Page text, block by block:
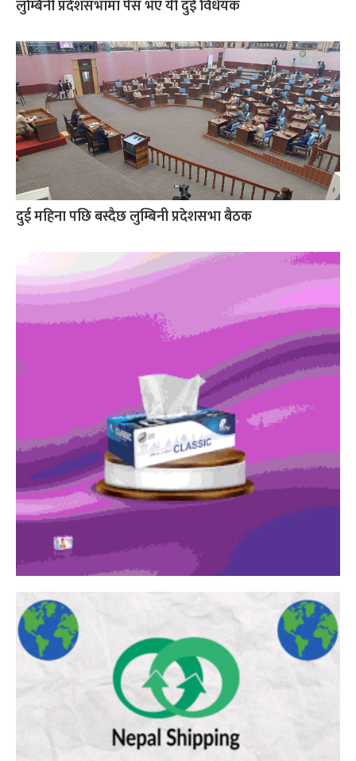
लुम्बिनी प्रदेशसभामा पेस भए यी दुई विधेयक
दुई महिना पछि बस्दैछ लुम्बिनी प्रदेशसभा बैठक